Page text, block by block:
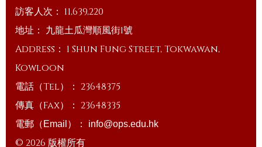
訪客人次： 11,639,220
地址： 九龍土瓜灣順風街1號
Address： 1 Shun Fung Street, Tokwawan,
Kowloon
電話（Tel）： 23648375
傳真（Fax）： 23648335
電郵（Email）： info@ops.edu.hk
© 2026 版權所有